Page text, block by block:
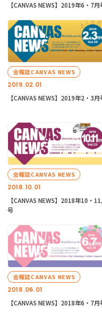
【CANVAS NEWS】2019年6・7月
2019.02.01
会報誌CANVAS NEWS
【CANVAS NEWS】2019年2・3月
2018.10.01
会報誌CANVAS NEWS
【CANVAS NEWS】2018年10・
号
2018.06.01
会報誌CANVAS NEWS
【CANVAS NEWS】2018年6・7月